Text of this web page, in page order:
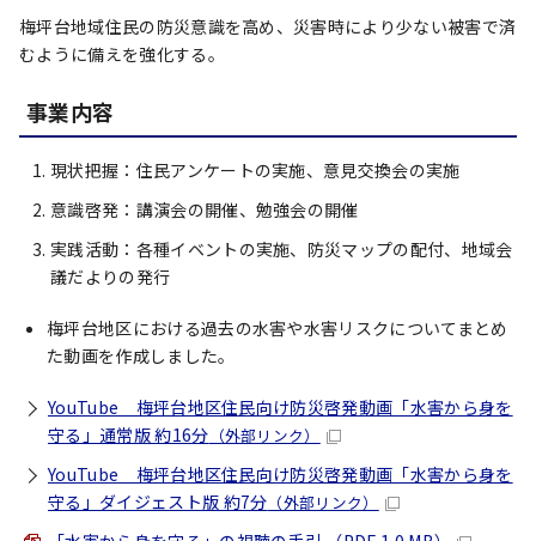
梅坪台地域住民の防災意識を高め、災害時により少ない被害で済
むように備えを強化する。
事業内容
現状把握：住民アンケートの実施、意見交換会の実施
意識啓発：講演会の開催、勉強会の開催
実践活動：各種イベントの実施、防災マップの配付、地域会
議だよりの発行
梅坪台地区における過去の水害や水害リスクについてまとめ
た動画を作成しました。
YouTube 梅坪台地区住民向け防災啓発動画「水害から身を
守る」通常版 約16分 （外部リンク）
YouTube 梅坪台地区住民向け防災啓発動画「水害から身を
守る」ダイジェスト版 約7分 （外部リンク）